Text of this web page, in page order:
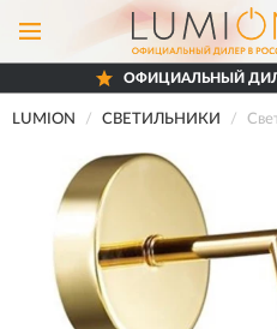
ОФИЦИАЛЬНЫЙ
LUMION СВЕТИЛЬНИКИ